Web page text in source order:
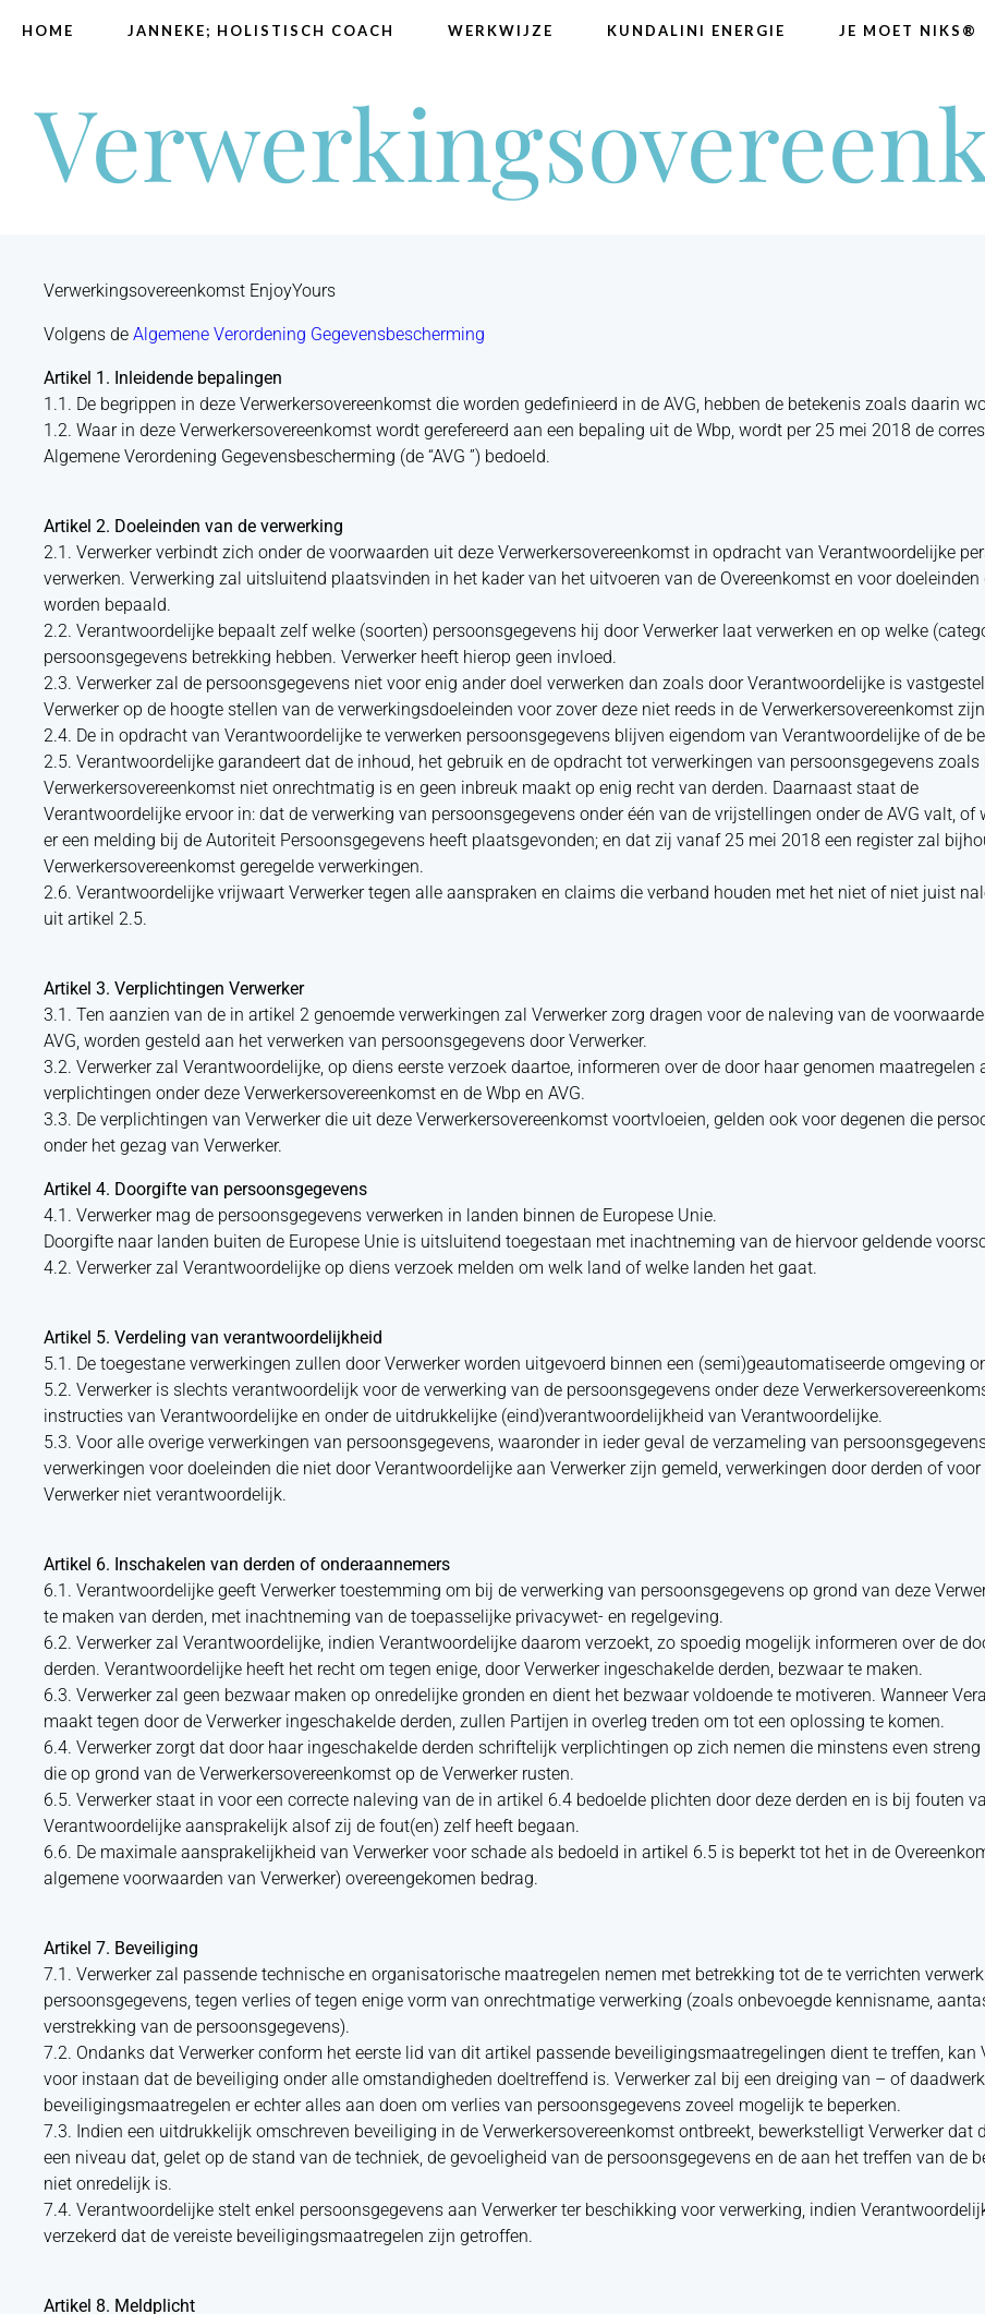
HOME JANNEKE; HOLISTISCH COACH WERKWIJZE KUNDALINI ENERGIE JE MOET NIKS®
Verwerkingsovereenkomst EnjoyYours
Volgens de Algemene Verordening Gegevensbescherming
Artikel 1. Inleidende bepalingen
1.1. De begrippen in deze Verwerkersovereenkomst die worden gedefinieerd in de AVG, hebben de betekenis zoals daarin
1.2. Waar in deze Verwerkersovereenkomst wordt gerefereerd aan een bepaling uit de Wbp, wordt per 25 mei 2018 de
Algemene Verordening Gegevensbescherming (de “AVG ”) bedoeld.
Artikel 2. Doeleinden van de verwerking
2.1. Verwerker verbindt zich onder de voorwaarden uit deze Verwerkersovereenkomst in opdracht van Verantwoordelijke
verwerken. Verwerking zal uitsluitend plaatsvinden in het kader van het uitvoeren van de Overeenkomst en voor
worden bepaald.
2.2. Verantwoordelijke bepaalt zelf welke (soorten) persoonsgegevens hij door Verwerker laat verwerken en op welke
persoonsgegevens betrekking hebben. Verwerker heeft hierop geen invloed.
2.3. Verwerker zal de persoonsgegevens niet voor enig ander doel verwerken dan zoals door Verantwoordelijke is
Verwerker op de hoogte stellen van de verwerkingsdoeleinden voor zover deze niet reeds in de Verwerkersovereenkomst
2.4. De in opdracht van Verantwoordelijke te verwerken persoonsgegevens blijven eigendom van Verantwoordelijke of de
2.5. Verantwoordelijke garandeert dat de inhoud, het gebruik en de opdracht tot verwerkingen van persoonsgegevens zoals
Verwerkersovereenkomst niet onrechtmatig is en geen inbreuk maakt op enig recht van derden. Daarnaast staat de
Verantwoordelijke ervoor in: dat de verwerking van persoonsgegevens onder één van de vrijstellingen onder de AVG valt,
er een melding bij de Autoriteit Persoonsgegevens heeft plaatsgevonden; en dat zij vanaf 25 mei 2018 een register zal
Verwerkersovereenkomst geregelde verwerkingen.
2.6. Verantwoordelijke vrijwaart Verwerker tegen alle aanspraken en claims die verband houden met het niet of niet juist
uit artikel 2.5.
Artikel 3. Verplichtingen Verwerker
3.1. Ten aanzien van de in artikel 2 genoemde verwerkingen zal Verwerker zorg dragen voor de naleving van de
AVG, worden gesteld aan het verwerken van persoonsgegevens door Verwerker.
3.2. Verwerker zal Verantwoordelijke, op diens eerste verzoek daartoe, informeren over de door haar genomen maatregelen
verplichtingen onder deze Verwerkersovereenkomst en de Wbp en AVG.
3.3. De verplichtingen van Verwerker die uit deze Verwerkersovereenkomst voortvloeien, gelden ook voor degenen die
onder het gezag van Verwerker.
Artikel 4. Doorgifte van persoonsgegevens
4.1. Verwerker mag de persoonsgegevens verwerken in landen binnen de Europese Unie.
Doorgifte naar landen buiten de Europese Unie is uitsluitend toegestaan met inachtneming van de hiervoor geldende
4.2. Verwerker zal Verantwoordelijke op diens verzoek melden om welk land of welke landen het gaat.
Artikel 5. Verdeling van verantwoordelijkheid
5.1. De toegestane verwerkingen zullen door Verwerker worden uitgevoerd binnen een (semi)geautomatiseerde omgeving
5.2. Verwerker is slechts verantwoordelijk voor de verwerking van de persoonsgegevens onder deze
instructies van Verantwoordelijke en onder de uitdrukkelijke (eind)verantwoordelijkheid van Verantwoordelijke.
5.3. Voor alle overige verwerkingen van persoonsgegevens, waaronder in ieder geval de verzameling van
verwerkingen voor doeleinden die niet door Verantwoordelijke aan Verwerker zijn gemeld, verwerkingen door derden of
Verwerker niet verantwoordelijk.
Artikel 6. Inschakelen van derden of onderaannemers
6.1. Verantwoordelijke geeft Verwerker toestemming om bij de verwerking van persoonsgegevens op grond van deze
te maken van derden, met inachtneming van de toepasselijke privacywet- en regelgeving.
6.2. Verwerker zal Verantwoordelijke, indien Verantwoordelijke daarom verzoekt, zo spoedig mogelijk informeren over de
derden. Verantwoordelijke heeft het recht om tegen enige, door Verwerker ingeschakelde derden, bezwaar te maken.
6.3. Verwerker zal geen bezwaar maken op onredelijke gronden en dient het bezwaar voldoende te motiveren. Wanneer
maakt tegen door de Verwerker ingeschakelde derden, zullen Partijen in overleg treden om tot een oplossing te komen.
6.4. Verwerker zorgt dat door haar ingeschakelde derden schriftelijk verplichtingen op zich nemen die minstens even
die op grond van de Verwerkersovereenkomst op de Verwerker rusten.
6.5. Verwerker staat in voor een correcte naleving van de in artikel 6.4 bedoelde plichten door deze derden en is bij fouten
Verantwoordelijke aansprakelijk alsof zij de fout(en) zelf heeft begaan.
6.6. De maximale aansprakelijkheid van Verwerker voor schade als bedoeld in artikel 6.5 is beperkt tot het in de
algemene voorwaarden van Verwerker) overeengekomen bedrag.
Artikel 7. Beveiliging
7.1. Verwerker zal passende technische en organisatorische maatregelen nemen met betrekking tot de te verrichten
persoonsgegevens, tegen verlies of tegen enige vorm van onrechtmatige verwerking (zoals onbevoegde kennisname,
verstrekking van de persoonsgegevens).
7.2. Ondanks dat Verwerker conform het eerste lid van dit artikel passende beveiligingsmaatregelingen dient te treffen, kan
voor instaan dat de beveiliging onder alle omstandigheden doeltreffend is. Verwerker zal bij een dreiging van – of
beveiligingsmaatregelen er echter alles aan doen om verlies van persoonsgegevens zoveel mogelijk te beperken.
7.3. Indien een uitdrukkelijk omschreven beveiliging in de Verwerkersovereenkomst ontbreekt, bewerkstelligt Verwerker dat
een niveau dat, gelet op de stand van de techniek, de gevoeligheid van de persoonsgegevens en de aan het treffen van de
niet onredelijk is.
7.4. Verantwoordelijke stelt enkel persoonsgegevens aan Verwerker ter beschikking voor verwerking, indien
verzekerd dat de vereiste beveiligingsmaatregelen zijn getroffen.
Artikel 8. Meldplicht